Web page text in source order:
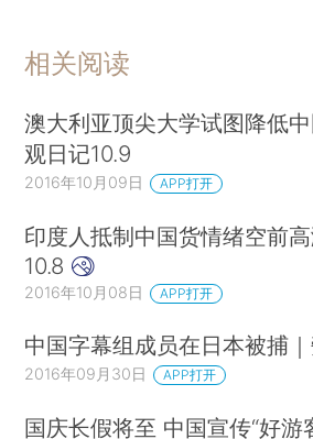
相关阅读
澳大利亚顶尖大学试图降低
观日记10.9
2016年10月09日 APP打开
印度人抵制中国货情绪空前
10.8
2016年10月08日 APP打开
中国字幕组成员在日本被捕
2016年09月30日 APP打开
国庆长假将至 中国宣传“好游